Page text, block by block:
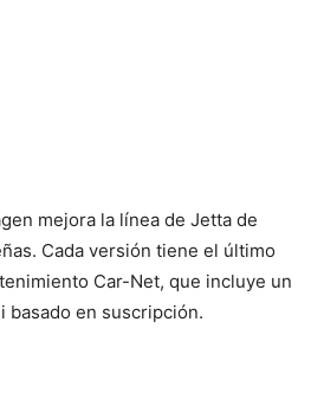
mejora la línea de Jetta de
Cada versión tiene el último
Car-Net, que incluye un
basado en suscripción.